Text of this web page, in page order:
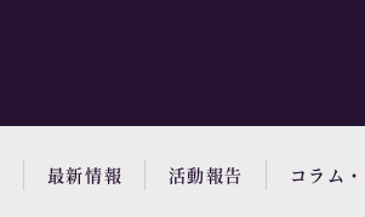
最新情報 活動報告 コラム